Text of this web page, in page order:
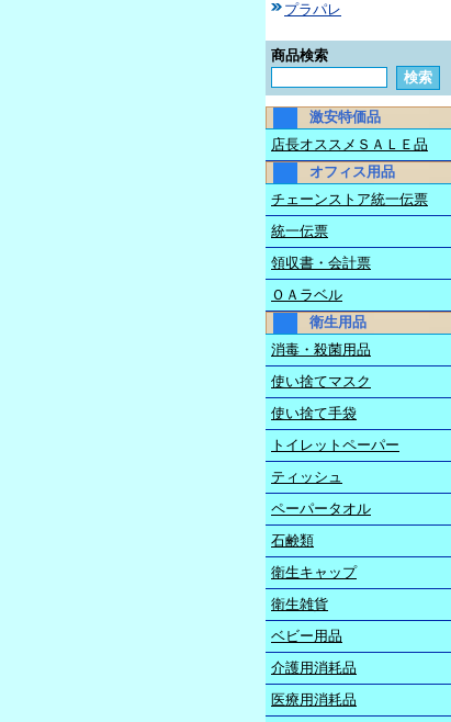
プラパレ
商品検索
激安特価品
店長オススメＳＡＬＥ品
オフィス用品
チェーンストア統一伝票
統一伝票
領収書・会計票
ＯＡラベル
衛生用品
消毒・殺菌用品
使い捨てマスク
使い捨て手袋
トイレットペーパー
ティッシュ
ペーパータオル
石鹸類
衛生キャップ
衛生雑貨
ベビー用品
介護用消耗品
医療用消耗品